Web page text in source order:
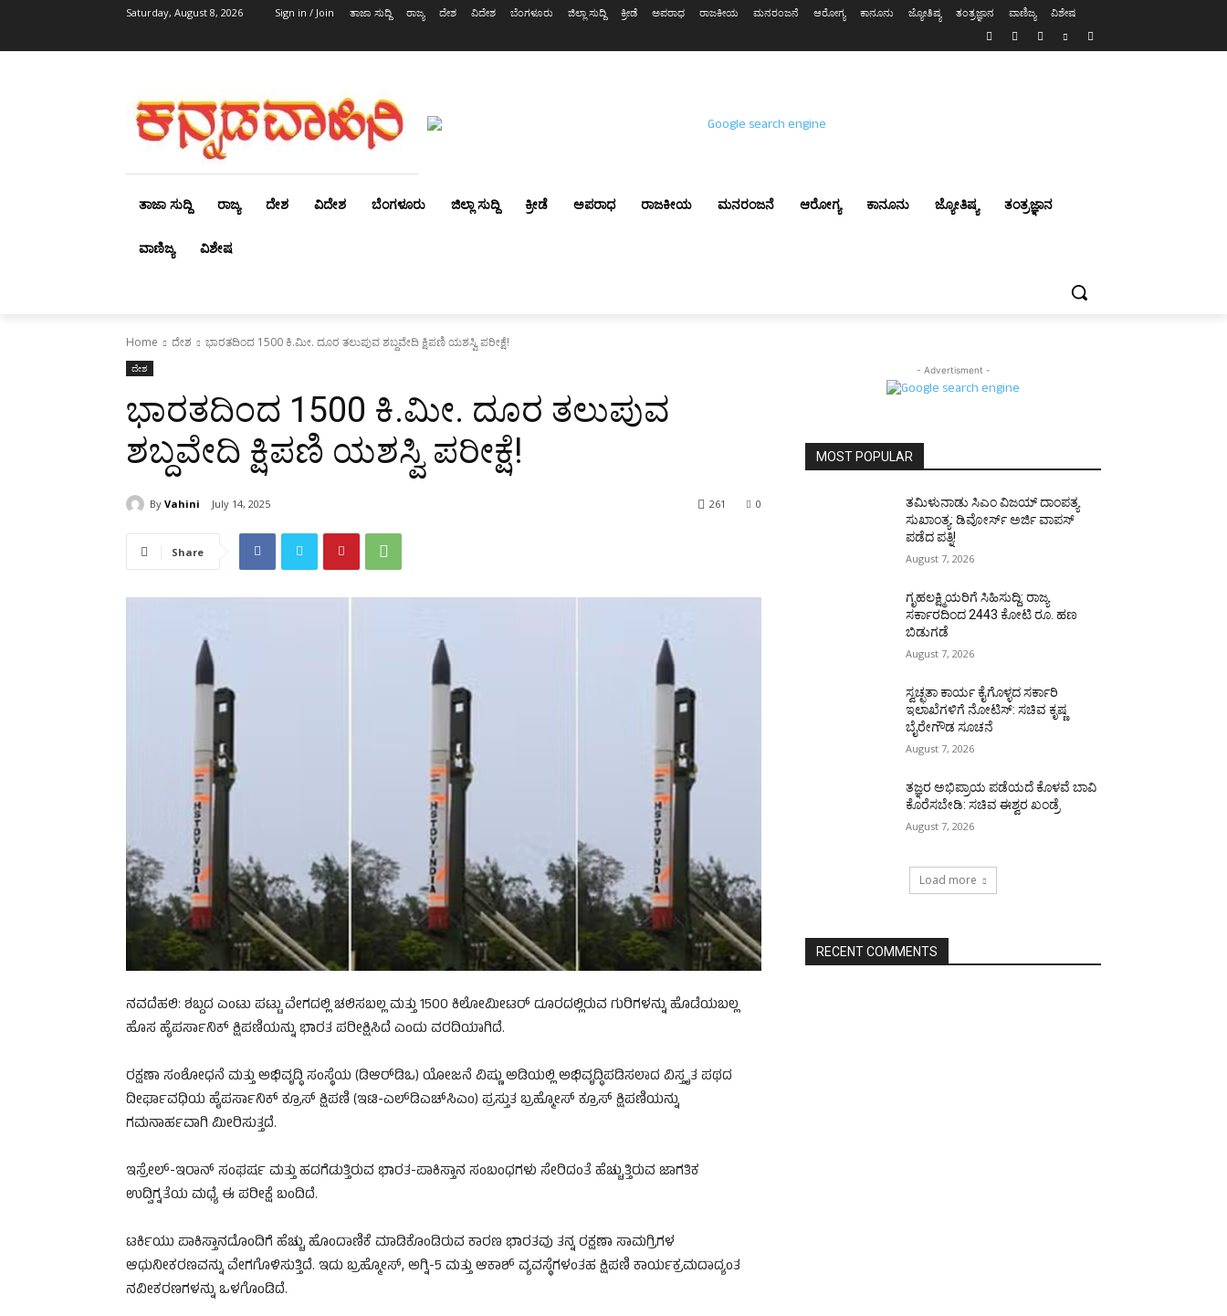
Saturday, August 8, 2026 Sign in / Join ತಾಜಾ ಸುದ್ದಿ ರಾಜ್ಯ ದೇಶ ವಿದೇಶ ಬೆಂಗಳೂರು ಜಿಲ್ಲಾ ಸುದ್ದಿ ಕ್ರೀಡೆ ಅಪರಾಧ ರಾಜಕೀಯ ಮನರಂಜನೆ ಆರೋಗ್ಯ ಕಾನೂನು ಜ್ಯೋತಿಷ್ಯ ತಂತ್ರಜ್ಞಾನ ವಾಣಿಜ್ಯ ವಿಶೇಷ
ತಾಜಾ ಸುದ್ದಿ ರಾಜ್ಯ ದೇಶ ವಿದೇಶ ಬೆಂಗಳೂರು ಜಿಲ್ಲಾ ಸುದ್ದಿ ಕ್ರೀಡೆ ಅಪರಾಧ ರಾಜಕೀಯ ಮನರಂಜನೆ ಆರೋಗ್ಯ ಕಾನೂನು ಜ್ಯೋತಿಷ್ಯ ತಂತ್ರಜ್ಞಾನ
ವಾಣಿಜ್ಯ ವಿಶೇಷ
Home ದೇಶ ಭಾರತದಿಂದ 1500 ಕಿ.ಮೀ. ದೂರ ತಲುಪುವ ಶಬ್ದವೇದಿ ಕ್ಷಿಪಣಿ ಯಶಸ್ವಿ ಪರೀಕ್ಷೆ!
ದೇಶ
ಭಾರತದಿಂದ 1500 ಕಿ.ಮೀ. ದೂರ ತಲುಪುವ
ಶಬ್ದವೇದಿ ಕ್ಷಿಪಣಿ ಯಶಸ್ವಿ ಪರೀಕ್ಷೆ!
By Vahini July 14, 2025 0
261
Share
ನವದೆಹಲಿ: ಶಬ್ದದ ಎಂಟು ಪಟ್ಟು ವೇಗದಲ್ಲಿ ಚಲಿಸಬಲ್ಲ ಮತ್ತು 1500 ಕಿಲೋಮೀಟರ್ ದೂರದಲ್ಲಿರುವ ಗುರಿಗಳನ್ನು ಹೊಡೆಯಬಲ್ಲ
ಹೊಸ ಹೈಪರ್ಸಾನಿಕ್ ಕ್ಷಿಪಣಿಯನ್ನು ಭಾರತ ಪರೀಕ್ಷಿಸಿದೆ ಎಂದು ವರದಿಯಾಗಿದೆ.
ರಕ್ಷಣಾ ಸಂಶೋಧನೆ ಮತ್ತು ಅಭಿವೃದ್ಧಿ ಸಂಸ್ಥೆಯ (ಡಿಆರ್‌ಡಿಒ) ಯೋಜನೆ ವಿಷ್ಣು ಅಡಿಯಲ್ಲಿ ಅಭಿವೃದ್ಧಿಪಡಿಸಲಾದ ವಿಸ್ತೃತ ಪಥದ
ದೀರ್ಘಾವಧಿಯ ಹೈಪರ್ಸಾನಿಕ್ ಕ್ರೂಸ್ ಕ್ಷಿಪಣಿ (ಇಟಿ-ಎಲ್‌ಡಿಎಚ್‌ಸಿಎಂ) ಪ್ರಸ್ತುತ ಬ್ರಹ್ಮೋಸ್ ಕ್ರೂಸ್ ಕ್ಷಿಪಣಿಯನ್ನು
ಗಮನಾರ್ಹವಾಗಿ ಮೀರಿಸುತ್ತದೆ.
ಇಸ್ರೇಲ್-ಇರಾನ್ ಸಂಘರ್ಷ ಮತ್ತು ಹದಗೆಡುತ್ತಿರುವ ಭಾರತ-ಪಾಕಿಸ್ತಾನ ಸಂಬಂಧಗಳು ಸೇರಿದಂತೆ ಹೆಚ್ಚುತ್ತಿರುವ ಜಾಗತಿಕ
ಉದ್ವಿಗ್ನತೆಯ ಮಧ್ಯೆ ಈ ಪರೀಕ್ಷೆ ಬಂದಿದೆ.
ಟರ್ಕಿಯು ಪಾಕಿಸ್ತಾನದೊಂದಿಗೆ ಹೆಚ್ಚು ಹೊಂದಾಣಿಕೆ ಮಾಡಿಕೊಂಡಿರುವ ಕಾರಣ ಭಾರತವು ತನ್ನ ರಕ್ಷಣಾ ಸಾಮಗ್ರಿಗಳ
ಆಧುನೀಕರಣವನ್ನು ವೇಗಗೊಳಿಸುತ್ತಿದೆ. ಇದು ಬ್ರಹ್ಮೋಸ್, ಅಗ್ನಿ-5 ಮತ್ತು ಆಕಾಶ್ ವ್ಯವಸ್ಥೆಗಳಂತಹ ಕ್ಷಿಪಣಿ ಕಾರ್ಯಕ್ರಮದಾದ್ಯಂತ
ನವೀಕರಣಗಳನ್ನು ಒಳಗೊಂಡಿದೆ.
- Advertisment -
MOST POPULAR
ತಮಿಳುನಾಡು ಸಿಎಂ ವಿಜಯ್‌ ದಾಂಪತ್ಯ
ಸುಖಾಂತ್ಯ: ಡಿವೋರ್ಸ್‌ ಅರ್ಜಿ ವಾಪಸ್‌
ಪಡೆದ ಪತ್ನಿ!
August 7, 2026
ಗೃಹಲಕ್ಷ್ಮಿಯರಿಗೆ ಸಿಹಿಸುದ್ದಿ: ರಾಜ್ಯ
ಸರ್ಕಾರದಿಂದ 2443 ಕೋಟಿ ರೂ. ಹಣ
ಬಿಡುಗಡೆ
August 7, 2026
ಸ್ವಚ್ಛತಾ ಕಾರ್ಯ ಕೈಗೊಳ್ಳದ ಸರ್ಕಾರಿ
ಇಲಾಖೆಗಳಿಗೆ ನೋಟಿಸ್: ಸಚಿವ ಕೃಷ್ಣ
ಬೈರೇಗೌಡ ಸೂಚನೆ
August 7, 2026
ತಜ್ಞರ ಅಭಿಪ್ರಾಯ ಪಡೆಯದೆ ಕೊಳವೆ ಬಾವಿ
ಕೊರೆಸಬೇಡಿ: ಸಚಿವ ಈಶ್ವರ ಖಂಡ್ರೆ
August 7, 2026
Load more
RECENT COMMENTS